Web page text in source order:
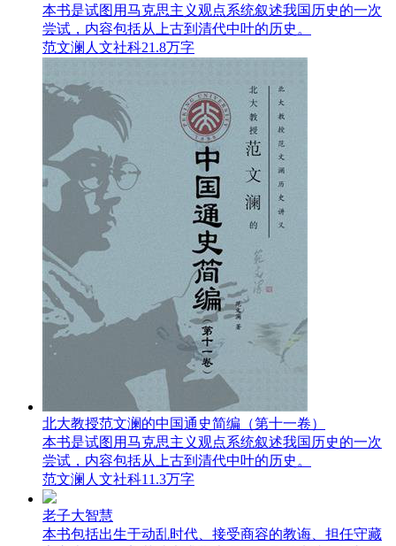
本书是试图用马克思主义观点系统叙述我国历史的一次
尝试，内容包括从上古到清代中叶的历史。
范文澜 人文社科21.8万字
北大教授范文澜的中国通史简编（第十一卷）
本书是试图用马克思主义观点系统叙述我国历史的一次
尝试，内容包括从上古到清代中叶的历史。
范文澜 人文社科11.3万字
老子大智慧
本书包括出生于动乱时代、接受商容的教诲、担任守藏